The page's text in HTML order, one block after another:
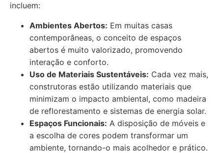
incluem:
Ambientes Abertos: Em muitas casas
contemporâneas, o conceito de espaços
abertos é muito valorizado, promovendo
interação e conforto.
Uso de Materiais Sustentáveis: Cada vez mais,
construtoras estão utilizando materiais que
minimizam o impacto ambiental, como madeira
de reflorestamento e sistemas de energia solar.
Espaços Funcionais: A disposição de móveis e
a escolha de cores podem transformar um
ambiente, tornando-o mais acolhedor e prático.